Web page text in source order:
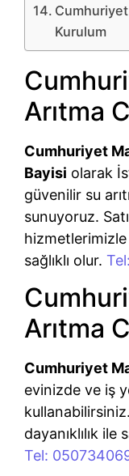
Cumhuriyet
Kurulum
Arıtma
Cumhuriyet
Bayisi olarak
güvenilir su
sunuyoruz.
sağlıklı olur.
Arıtma
Cumhuriyet
evinizde ve iş
dayanıklılık ile
Tel: